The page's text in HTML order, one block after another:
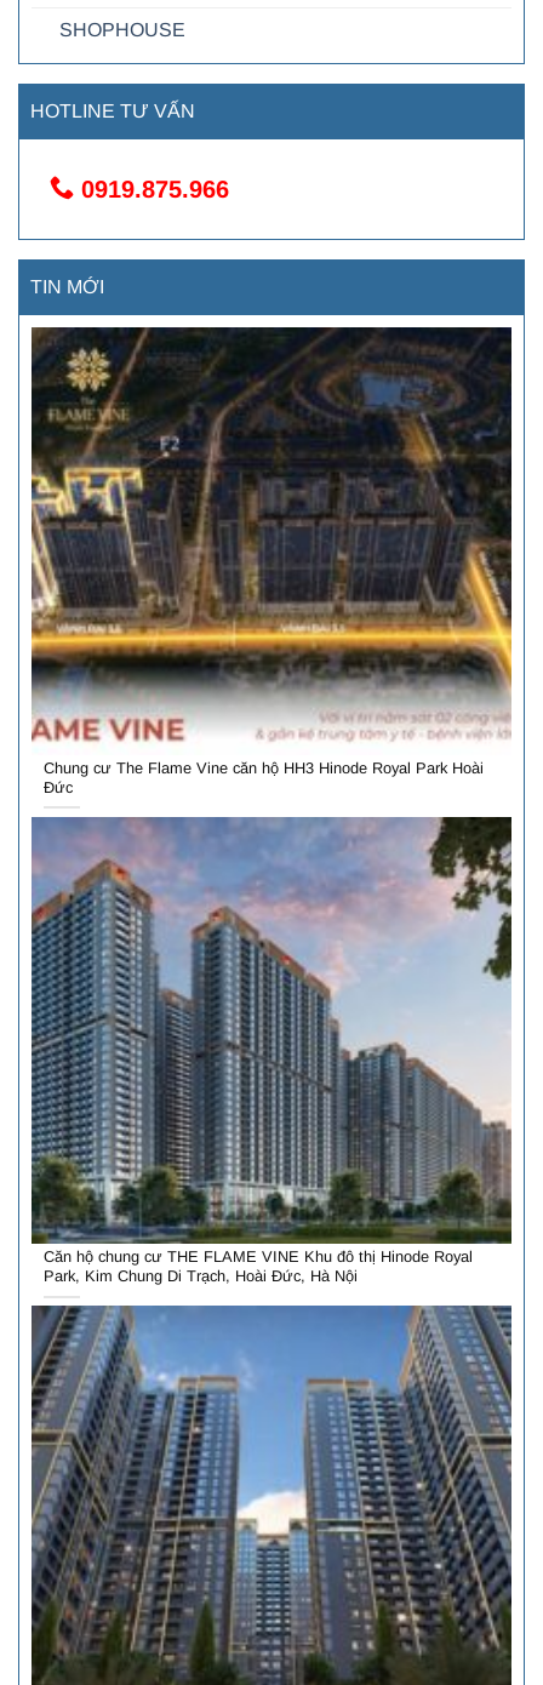
SHOPHOUSE
HOTLINE TƯ VẤN
0919.875.966
TIN MỚI
Chung cư The Flame Vine căn hộ HH3 Hinode Royal Park Hoài
Đức
Căn hộ chung cư THE FLAME VINE Khu đô thị Hinode Royal
Park, Kim Chung Di Trạch, Hoài Đức, Hà Nội